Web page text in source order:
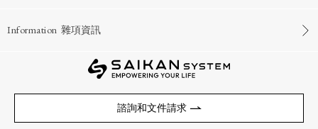
Information 雜項資訊
諮詢和文件請求